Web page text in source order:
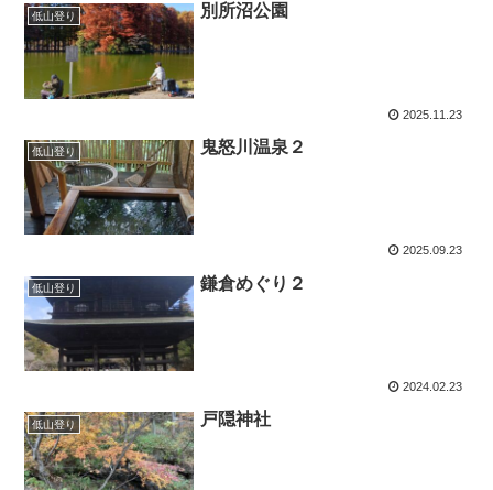
低山登り 別所沼公園
2025.11.23
低山登り 鬼怒川温泉２
2025.09.23
低山登り 鎌倉めぐり２
2024.02.23
低山登り 戸隠神社